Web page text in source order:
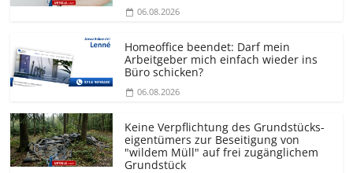
06.08.2026
Homeoffice beendet: Darf mein
Arbeitgeber mich einfach wieder ins
Büro schicken?
06.08.2026
Keine Verpflichtung des Grundstücks­
eigentümers zur Beseitigung von
"wildem Müll" auf frei zugänglichem
Grundstück